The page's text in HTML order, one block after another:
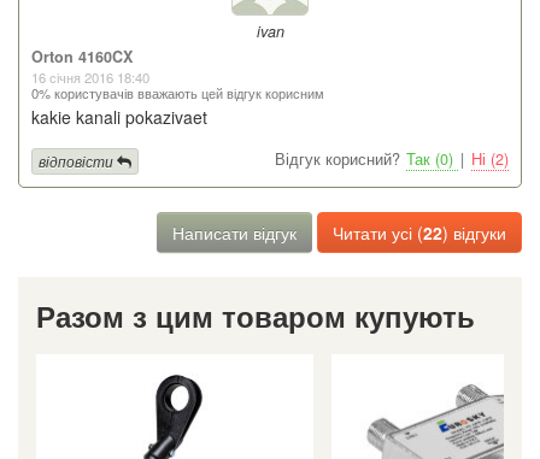
ivan
Orton 4160CX
16 січня 2016 18:40
0% користувачів вважають цей відгук корисним
kakie kanali pokazivaet
Відгук корисний? Так (0) | Ні (2)
відповісти
Написати відгук Читати усі (22) відгуки
Разом з цим товаром купують